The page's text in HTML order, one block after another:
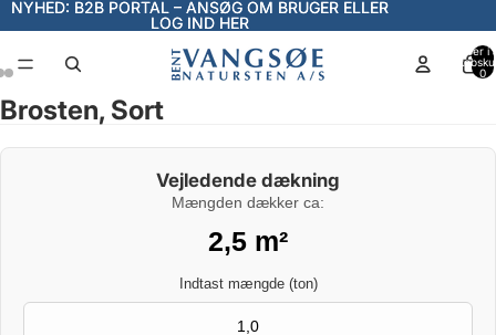
NYHED: B2B PORTAL – ANSØG OM BRUGER ELLER
LOG IND HER
NYHED: B2B PORTAL – ANSØG OM BRUGER ELLER
LOG IND HER
Varer i
0
Åbn
i
Åbn
i
Åbn
i
Brosten, Sort
Vejledende dækning
Mængden dækker ca:
2,5 m²
Indtast mængde (ton)